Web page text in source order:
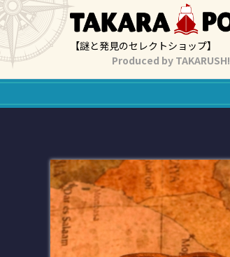
【謎と発見のセレクトショップ】
Produced by TAKARUSH!